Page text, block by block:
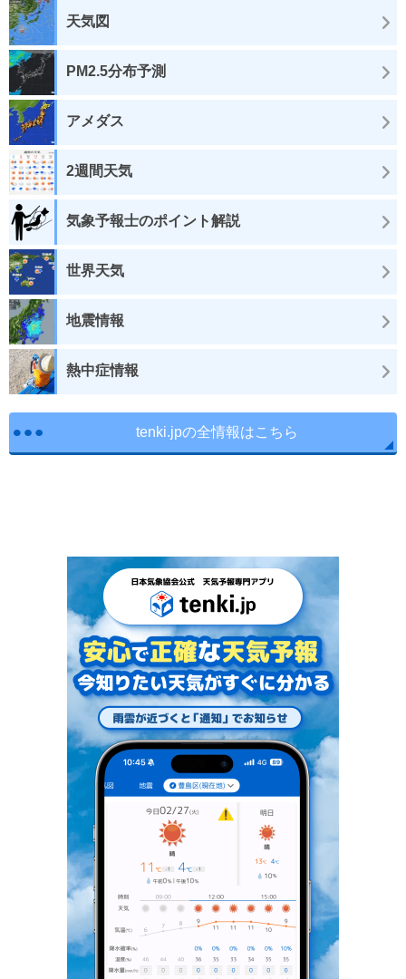
天気図
PM2.5分布予測
アメダス
2週間天気
気象予報士のポイント解説
世界天気
地震情報
熱中症情報
tenki.jpの全情報はこちら